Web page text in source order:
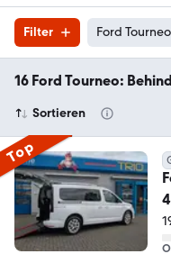
Filter Ford Tourneo
16 Ford Tourneo:
Sortieren
Top